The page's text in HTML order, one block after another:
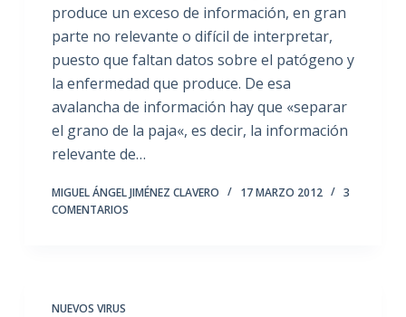
produce un exceso de información, en gran
parte no relevante o difícil de interpretar,
puesto que faltan datos sobre el patógeno y
la enfermedad que produce. De esa
avalancha de información hay que «separar
el grano de la paja«, es decir, la información
relevante de…
MIGUEL ÁNGEL JIMÉNEZ CLAVERO 17 MARZO 2012
3
COMENTARIOS
NUEVOS VIRUS